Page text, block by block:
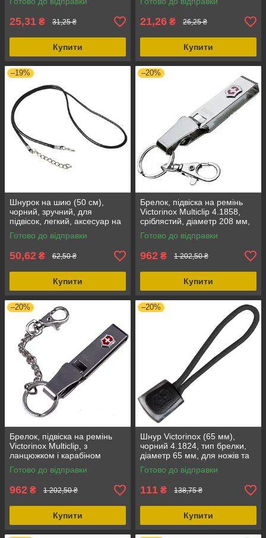
25,31 ₴ 31,25 ₴
Купити
21,26 ₴ 26,25 ₴
Купити
–19%
Шнурок на шию (50 см),
чорний, зручний, для
підвісок, легкий, аксесуар на
кожен день
Готово до відправки
50,62 ₴ 62,50 ₴
Купити
–20%
Брелок, підвіска на ремінь
Victorinox Multiclip 4.1858,
сріблястий, діаметр 208 мм,
металеве кріплення, логотип
Готово до відправки
962 ₴ 1 202,50 ₴
Купити
–20%
Брелок, підвіска на ремінь
Victorinox Multiclip, з
ланцюжком і карабіном
4.1859, сріблястий, з
упаковкою
Готово до відправки
962 ₴ 1 202,50 ₴
Купити
–20%
Шнур Victorinox (65 мм),
чорний 4.1824, тип брелки,
діаметр 65 мм, для ножів та
мультитулів
Готово до відправки
111 ₴ 138,75 ₴
Купити